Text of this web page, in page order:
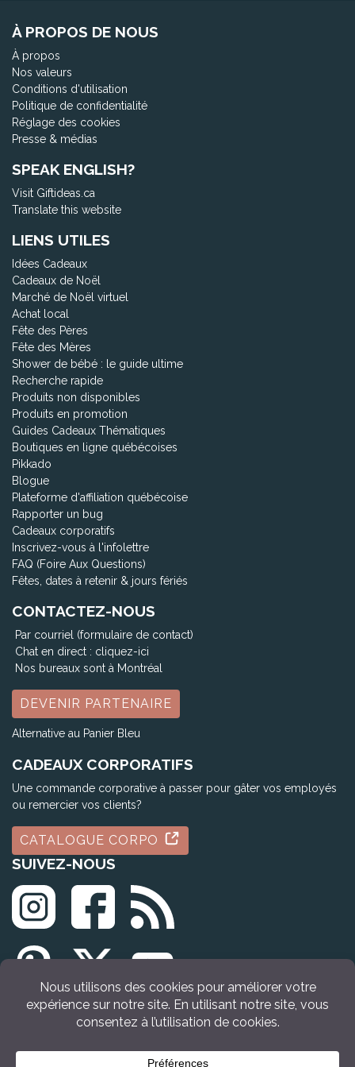
À PROPOS DE NOUS
À propos
Nos valeurs
Conditions d'utilisation
Politique de confidentialité
Réglage des cookies
Presse & médias
SPEAK ENGLISH?
Visit Giftideas.ca
Translate this website
LIENS UTILES
Idées Cadeaux
Cadeaux de Noël
Marché de Noël virtuel
Achat local
Fête des Pères
Fête des Mères
Shower de bébé : le guide ultime
Recherche rapide
Produits non disponibles
Produits en promotion
Guides Cadeaux Thématiques
Boutiques en ligne québécoises
Pikkado
Blogue
Plateforme d'affiliation québécoise
Rapporter un bug
Cadeaux corporatifs
Inscrivez-vous à l'infolettre
FAQ (Foire Aux Questions)
Fêtes, dates à retenir & jours fériés
CONTACTEZ-NOUS
Par courriel (formulaire de contact)
Chat en direct : cliquez-ici
Nos bureaux sont à Montréal
DEVENIR PARTENAIRE
Alternative au Panier Bleu
CADEAUX CORPORATIFS
Une commande corporative à passer pour gâter vos employés
ou remercier vos clients?
CATALOGUE CORPO
SUIVEZ-NOUS
© Tous droits réservés Idée Cadeau Québec (2009 - 2026)